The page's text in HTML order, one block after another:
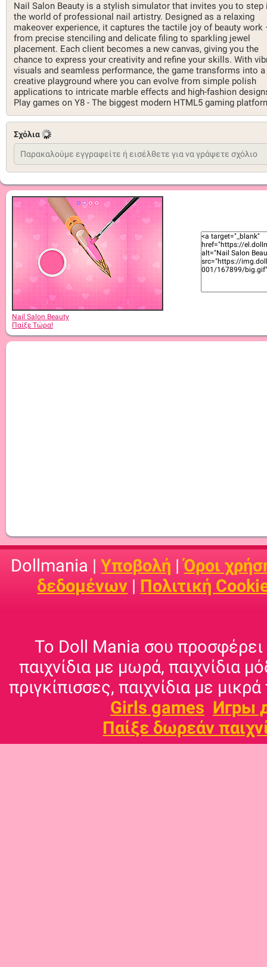
Nail Salon Beauty is a stylish simulator that invites you to step
the world of professional nail artistry. Designed as a relaxing
makeover experience, it captures the tactile joy of beauty work
from precise stenciling and delicate filing to sparkling jewel
placement. Each client becomes a new canvas, giving you the
chance to express your creativity and refine your skills. With
visuals and seamless performance, the game transforms into a
creative playground where you can evolve from simple polish
applications to intricate marble effects and high-fashion
Play games on Y8 - The biggest modern HTML5 gaming
Σχόλια
Nail Salon Beauty
Παίξε Τώρα!
Dollmania |Υποβολή |Όροι
δεδομένων | Πολιτική
Το Doll Mania σου προσφέρει
παιχνίδια με μωρά, παιχνίδια
πριγκίπισσες, παιχνίδια με
Girls games Игры
Παίξε δωρεάν